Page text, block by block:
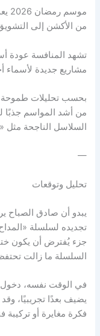
من الأكشن إلى
تشهد المنافسة عودة
مشاريع جديدة لأسماء
بحسب تحليلات طموحة،
من أشد المواسم جذبًا
السلاسل الناجحة مثل
—
تحليل وتوقعات
يبدو أن صادق الصباح
تجديده لسلسلة
جزء يُفترض أن يكون
السلسلة ما زالت تحتفظ
في الوقت نفسه،
يضيف بعدًا تجريبيًا،
فكرة مغايرة أو تركيبة